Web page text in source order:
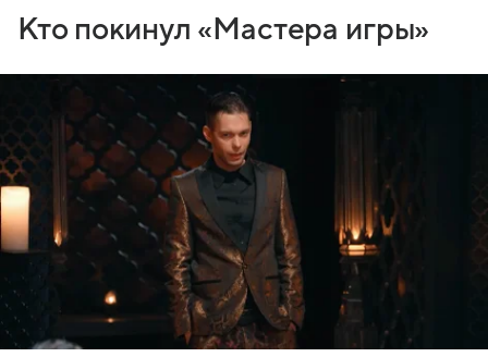
Кто покинул «Мастера игры»